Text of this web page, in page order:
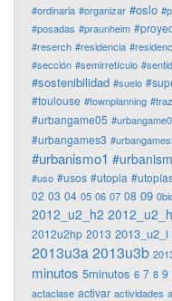
#ordinaria #organizar #oslo
#posadas #praunheim
#reserch #residencia
#sección #semirretículo
#sostenibilidad #suelo
#toulouse #townplanning
#urbangame05
#urbangames3
#urbanismo1
#uso #usos #utopia
02 03 04 05 06 07 08 09
2012_u2_h2
2012u2hp 2013 2013_u2_i
2013u3a2013u3b
minutos 5minutos 6 7 8 9
actaclase activar actividades